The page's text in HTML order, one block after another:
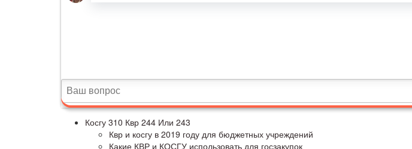
Косгу 310 Квр 244 Или 243
Квр и косгу в 2019 году для бюджетных учреждений
Какие КВР и КОСГУ использовать для госзакупок